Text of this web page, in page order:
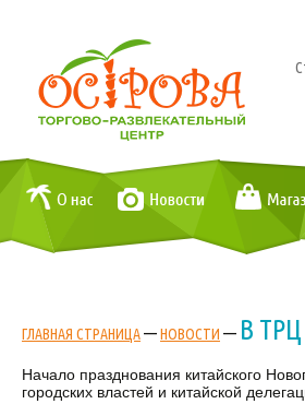
ГЛАВНАЯ СТРАНИЦА—НОВОСТИ — В
Начало празднования китайского
городских властей и китайской